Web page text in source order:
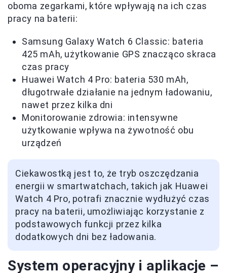
oboma zegarkami, które wpływają na ich czas
pracy na baterii:
Samsung Galaxy Watch 6 Classic: bateria
425 mAh, użytkowanie GPS znacząco skraca
czas pracy
Huawei Watch 4 Pro: bateria 530 mAh,
długotrwałe działanie na jednym ładowaniu,
nawet przez kilka dni
Monitorowanie zdrowia: intensywne
użytkowanie wpływa na żywotność obu
urządzeń
Ciekawostką jest to, że tryb oszczędzania
energii w smartwatchach, takich jak Huawei
Watch 4 Pro, potrafi znacznie wydłużyć czas
pracy na baterii, umożliwiając korzystanie z
podstawowych funkcji przez kilka
dodatkowych dni bez ładowania.
System operacyjny i aplikacje –